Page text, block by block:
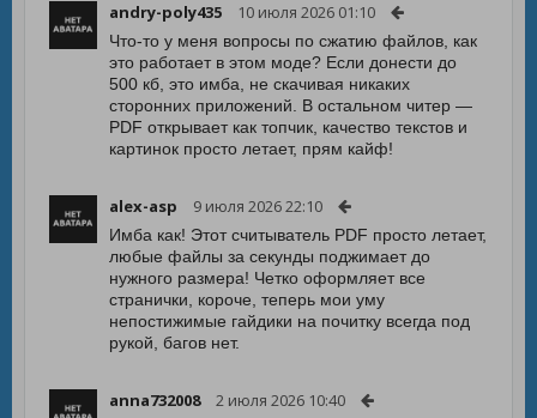
andry-poly435 10 июля 2026 01:10
Что-то у меня вопросы по сжатию файлов, как
это работает в этом моде? Если донести до
500 кб, это имба, не скачивая никаких
сторонних приложений. В остальном читер —
PDF открывает как топчик, качество текстов и
картинок просто летает, прям кайф!
alex-asp 9 июля 2026 22:10
Имба как! Этот считыватель PDF просто летает,
любые файлы за секунды поджимает до
нужного размера! Четко оформляет все
странички, короче, теперь мои уму
непостижимые гайдики на почитку всегда под
рукой, багов нет.
anna732008 2 июля 2026 10:40